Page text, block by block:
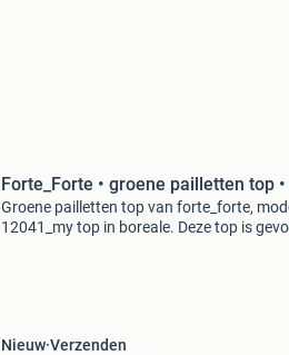
Forte_Forte • groene pailletten top
Groene pailletten top van forte_forte,
12041_my top in boreale. Deze top is
Nieuw Verzenden